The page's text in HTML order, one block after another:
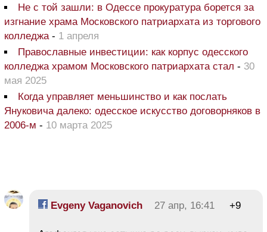
Не с той зашли: в Одессе прокуратура борется за
изгнание храма Московского патриархата из торгового
колледжа - 1 апреля
Православные инвестиции: как корпус одесского
колледжа храмом Московского патриархата стал - 30
мая 2025
Когда управляет меньшинство и как послать
Януковича далеко: одесское искусство договорняков в
2006-м - 10 марта 2025
Evgeny Vaganovich 27 апр, 16:41 +9